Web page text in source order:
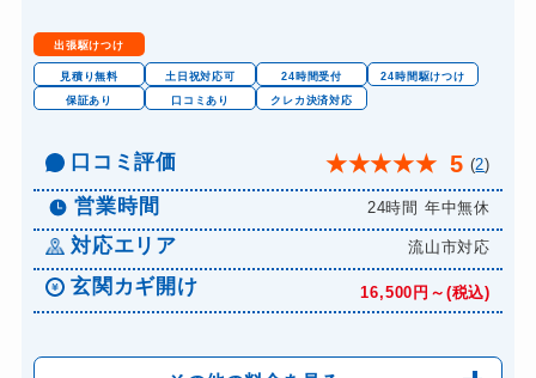
ドアノブカギ開け
ドアノブカギ交換 別途お見積り
出張駆けつけ
見積り無料 土日祝対応可 24時間受付
24時間駆けつけ
保証あり
口コミあり クレカ決済対応
口コミ評価 ★★★★★ 5 (2)
営業時間 24時間 年中無休
対応エリア 流山市対応
玄関カギ開け 16,500円～(税込)